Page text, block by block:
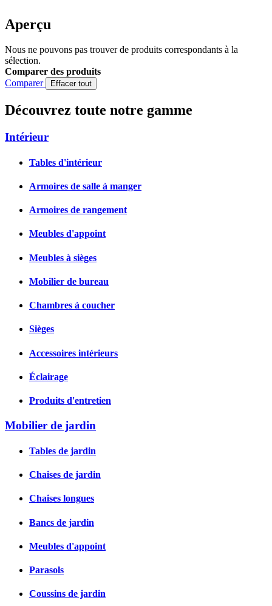
Aperçu
Nous ne pouvons pas trouver de produits correspondants à la
sélection.
Comparer des produits
Comparer
Effacer tout
Découvrez toute notre gamme
Intérieur
Tables d'intérieur
Armoires de salle à manger
Armoires de rangement
Meubles d'appoint
Meubles à sièges
Mobilier de bureau
Chambres à coucher
Sièges
Accessoires intérieurs
Éclairage
Produits d'entretien
Mobilier de jardin
Tables de jardin
Chaises de jardin
Chaises longues
Bancs de jardin
Meubles d'appoint
Parasols
Coussins de jardin